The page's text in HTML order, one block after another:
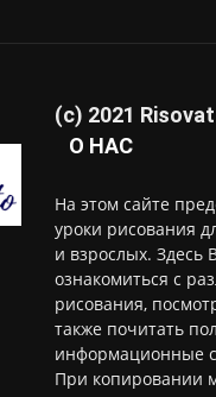
(c) 2021
О НАС
На этом сайте
уроки рисования
и взрослых. Здесь
ознакомиться с
рисования,
также почитать
информационные
При копировании